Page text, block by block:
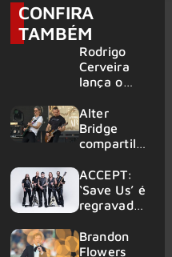
CONFIRA
TAMBÉM
Rodrigo
Cerveira
lança o
Searcher”
Alter
Bridge
compartilh
vivo de
“Fortress”
gravada
am Ring
2026
ACCEPT:
‘Save Us’ é
regravada
membros
do GHOST
Brandon
Flowers